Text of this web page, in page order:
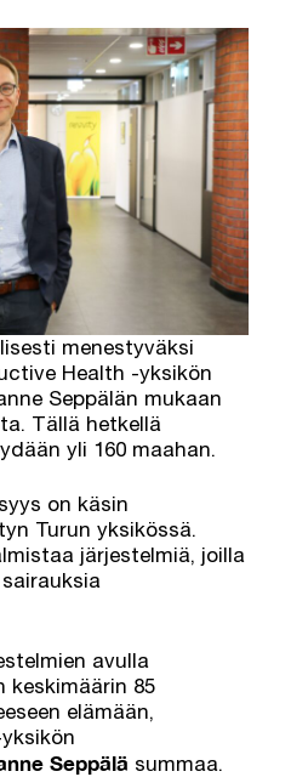
menestyväksi
Health -yksikön
Seppälän mukaan
Tällä hetkellä
yli 160 maahan.
on käsin
Turun yksikössä.
järjestelmiä, joilla
avulla
keskimäärin 85
elämään,
Seppälä summaa.